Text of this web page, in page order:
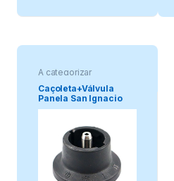
A categorizar
Caçoleta+Válvula
Panela San Ignacio
Duero